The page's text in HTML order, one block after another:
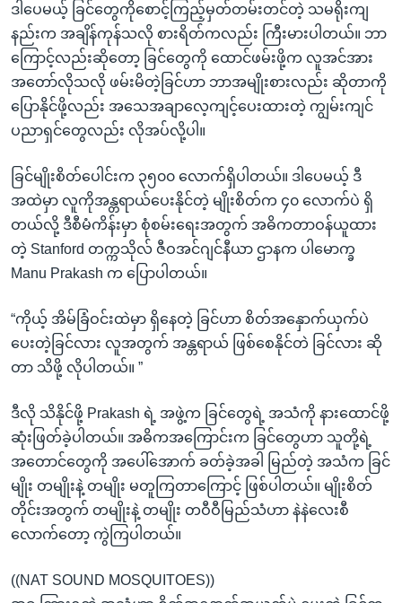
ဒါပေမယ့် ခြင်တွေကိုစောင့်ကြည့်မှတ်တမ်းတင်တဲ့ သမရိုးကျ
နည်းက အချိန်ကုန်သလို စားရိတ်ကလည်း ကြီးမားပါတယ်။ ဘာ
ကြောင့်လည်းဆိုတော့ ခြင်တွေကို ထောင်ဖမ်းဖို့က လူအင်အား
အတော်လိုသလို ဖမ်းမိတဲ့ခြင်ဟာ ဘာအမျိုးစားလည်း ဆိုတာကို
ပြောနိုင်ဖို့လည်း အသေအချာလေ့ကျင့်ပေးထားတဲ့ ကျွမ်းကျင်
ပညာရှင်တွေလည်း လိုအပ်လို့ပါ။
ခြင်မျိုးစိတ်ပေါင်းက ၃၅၀၀ လောက်ရှိပါတယ်။ ဒါပေမယ့် ဒီ
အထဲမှာ လူကိုအန္တရာယ်ပေးနိုင်တဲ့ မျိုးစိတ်က ၄၀ လောက်ပဲ ရှိ
တယ်လို့ ဒီစီမံကိန်းမှာ စုံစမ်းရေးအတွက် အဓိကတာဝန်ယူထား
တဲ့ Stanford တက္ကသိုလ် ဇီဝအင်ဂျင်နီယာ ဌာနက ပါမောက္ခ
Manu Prakash က ပြောပါတယ်။
“ကိုယ့် အိမ်ခြံဝင်းထဲမှာ ရှိနေတဲ့ ခြင်ဟာ စိတ်အနှောက်ယှက်ပဲ
ပေးတဲ့ခြင်လား လူအတွက် အန္တရာယ် ဖြစ်စေနိုင်တဲ ခြင်လား ဆို
တာ သိဖို့ လိုပါတယ်။ ”
ဒီလို သိနိုင်ဖို့ Prakash ရဲ့ အဖွဲ့က ခြင်တွေရဲ့ အသံကို နားထောင်ဖို့
ဆုံးဖြတ်ခဲ့ပါတယ်။ အဓိကအကြောင်းက ခြင်တွေဟာ သူတို့ရဲ့
အတောင်တွေကို အပေါ်အောက် ခတ်ခဲ့အခါ မြည်တဲ့ အသံက ခြင်
မျိုး တမျိုးနဲ့ တမျိုး မတူကြတာကြောင့် ဖြစ်ပါတယ်။ မျိုးစိတ်
တိုင်းအတွက် တမျိုးနဲ့ တမျိုး တဝီဝီမြည်သံဟာ နဲနဲလေးစီ
လောက်တော့ ကွဲကြပါတယ်။
((NAT SOUND MOSQUITOES))